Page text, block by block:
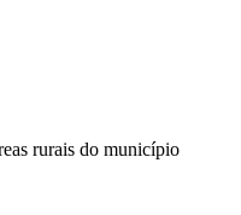
rurais do município